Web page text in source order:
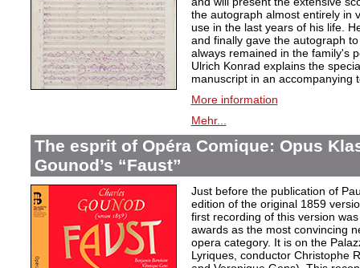
the autograph almost entirely in
use in the last years of his life.
and finally gave the autograph
always remained in the family's
Ulrich Konrad explains the
manuscript in an accompanying
More information
Mehr...
The esprit of Opéra Comique: Opus
Gounod’s “Faust”
Just before the publication of
edition of the original 1859
first recording of this version
awards as the most convincing
opera category. It is on the
Lyriques, conductor Christophe